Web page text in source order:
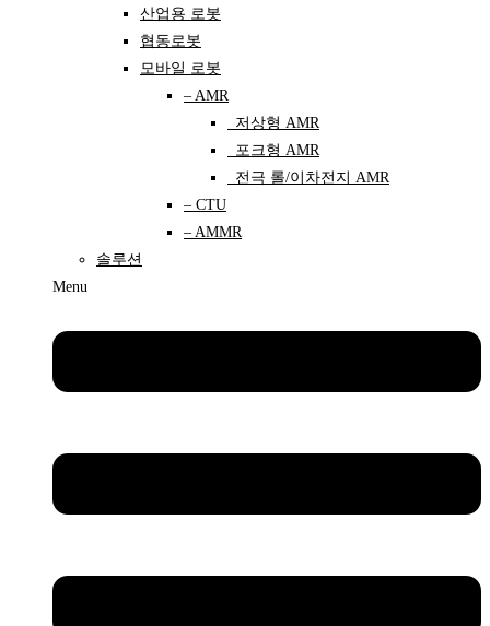
산업용 로봇
협동로봇
모바일 로봇
– AMR
저상형 AMR
포크형 AMR
전극 롤/이차전지 AMR
– CTU
– AMMR
솔루션
Menu